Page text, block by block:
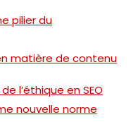
pilier du
matière de contenu
l’éthique en SEO
nouvelle norme